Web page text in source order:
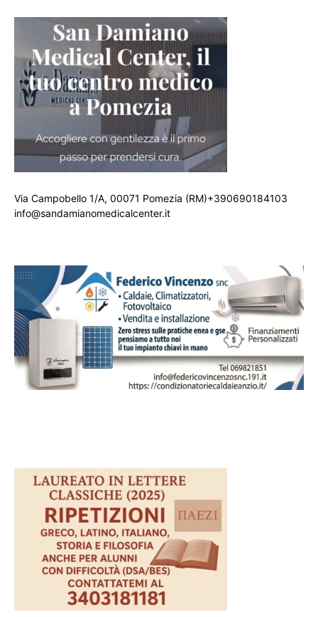
Via Campobello 1/A, 00071 Pomezia (RM)+390690184103
info@sandamianomedicalcenter.it